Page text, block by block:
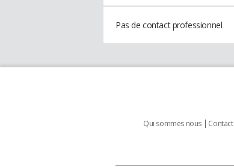
Pas de contact professionnel
Qui sommes nous Contact